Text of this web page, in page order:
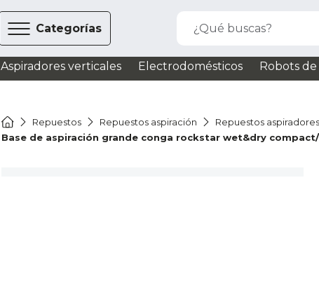
Categorías ¿Qué buscas?
Aspiradores verticales Electrodomésticos Robots de
Repuestos Repuestos aspiración
Repuestos
Base de aspiración grande conga rockstar wet&dry